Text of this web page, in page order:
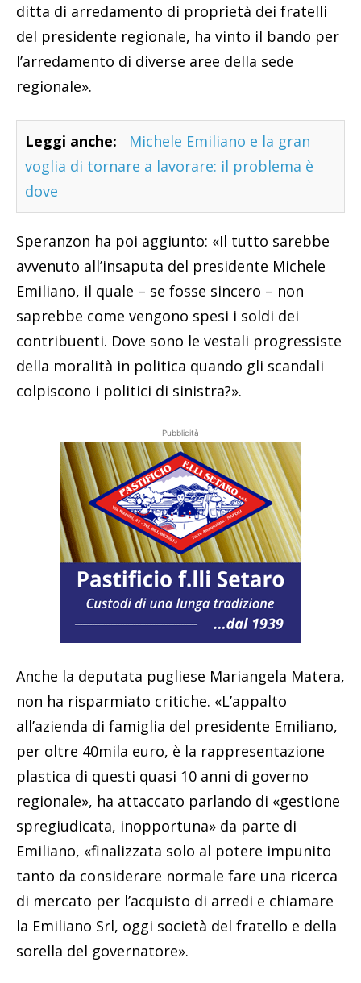
ditta di arredamento di proprietà dei fratelli
del presidente regionale, ha vinto il bando per
l’arredamento di diverse aree della sede
regionale».
Leggi anche:
Michele Emiliano e la gran
voglia di tornare a lavorare: il problema è
dove
Speranzon ha poi aggiunto: «Il tutto sarebbe
avvenuto all’insaputa del presidente Michele
Emiliano, il quale – se fosse sincero – non
saprebbe come vengono spesi i soldi dei
contribuenti. Dove sono le vestali progressiste
della moralità in politica quando gli scandali
colpiscono i politici di sinistra?».
Pubblicità
Anche la deputata pugliese Mariangela Matera,
non ha risparmiato critiche. «L’appalto
all’azienda di famiglia del presidente Emiliano,
per oltre 40mila euro, è la rappresentazione
plastica di questi quasi 10 anni di governo
regionale», ha attaccato parlando di «gestione
spregiudicata, inopportuna» da parte di
Emiliano, «finalizzata solo al potere impunito
tanto da considerare normale fare una ricerca
di mercato per l’acquisto di arredi e chiamare
la Emiliano Srl, oggi società del fratello e della
sorella del governatore».